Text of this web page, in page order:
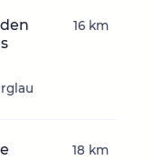
16 km
18 km